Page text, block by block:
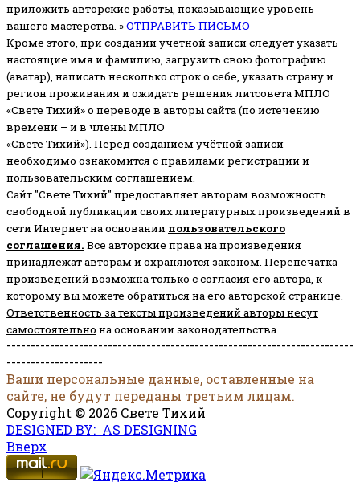
приложить авторские работы, показывающие уровень
вашего мастерства. »ОТПРАВИТЬ ПИСЬМО
Кроме этого, при создании учетной записи следует указать
настоящие имя и фамилию, загрузить свою фотографию
(аватар), написать несколько строк о себе, указать страну и
регион проживания и ожидать решения литсовета МПЛО
«Свете Тихий» о переводе в авторы сайта (по истечению
времени – и в члены МПЛО
«Свете Тихий»). Перед созданием учётной записи
необходимо ознакомится с правилами регистрации и
пользовательским соглашением.
Сайт "Свете Тихий" предоставляет авторам возможность
свободной публикации своих литературных произведений в
сети Интернет на основании пользовательского
соглашения. Все авторские права на произведения
принадлежат авторам и охраняются законом. Перепечатка
произведений возможна только с согласия его автора, к
которому вы можете обратиться на его авторской странице.
Ответственность за тексты произведений авторы несут
самостоятельно на основании законодательства.
------------------------------------------------------------------------
--------------------
Ваши персональные данные, оставленные на
сайте, не будут переданы третьим лицам.
Copyright © 2026 Свете Тихий
DESIGNED BY: AS DESIGNING
Вверх